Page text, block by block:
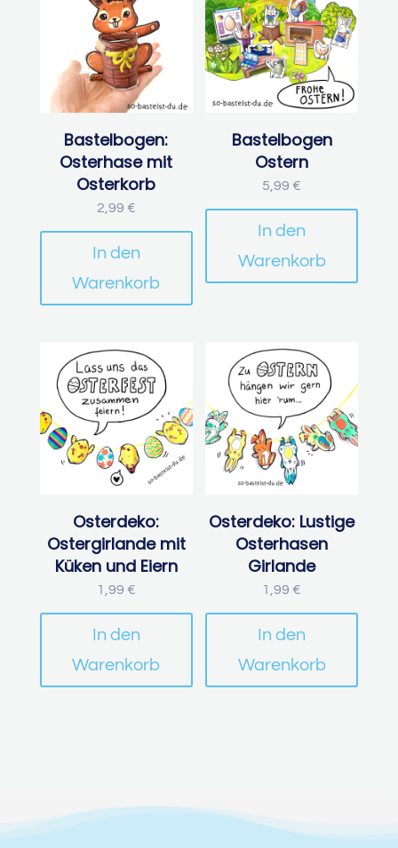
Bastelbogen:
Osterhase mit
Osterkorb
2,99 €
In den
Warenkorb
Bastelbogen
Ostern
5,99 €
In den
Warenkorb
Osterdeko:
Ostergirlande mit
Küken und Eiern
1,99 €
In den
Warenkorb
Osterdeko: Lustige
Osterhasen
Girlande
1,99 €
In den
Warenkorb